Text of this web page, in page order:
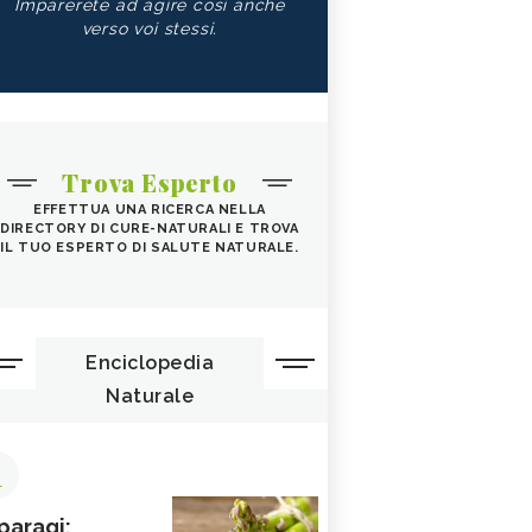
Imparerete ad agire così anche
verso voi stessi.
Trova Esperto
EFFETTUA UNA RICERCA NELLA
DIRECTORY DI CURE-NATURALI E TROVA
IL TUO ESPERTO DI SALUTE NATURALE.
Enciclopedia
Naturale